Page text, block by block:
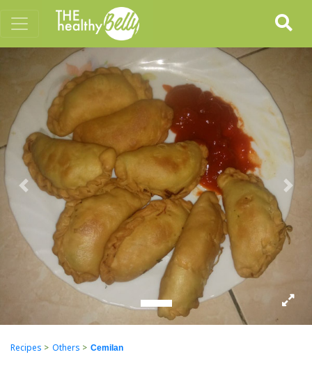
Previous Next
Recipes > Others > Cemilan